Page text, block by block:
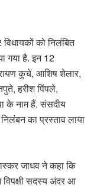
को निलंबित
गया है. इन 12
कुचे, आशिष शेलार,
हरीश पिंपले,
के नाम हैं. संसदीय
का प्रस्ताव लाया
जाधव ने कहा कि
सदस्य अंदर आ